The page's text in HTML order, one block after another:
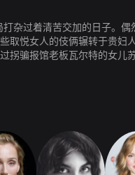
杂过着清苦交加的日子。
取悦女人的伎俩辗转于贵
拐骗报馆老板瓦尔特的女儿